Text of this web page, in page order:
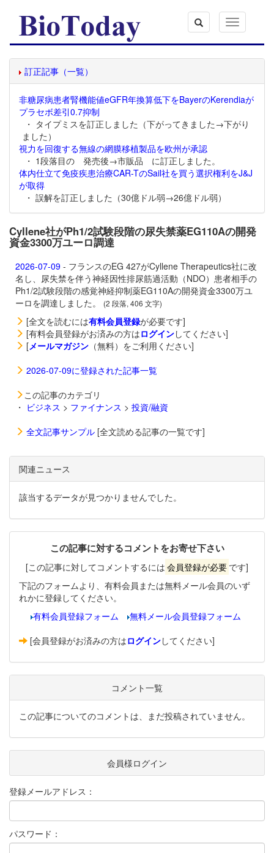
Toggle
navigation
訂正記事（一覧）
非糖尿病患者腎機能値eGFR年換算低下をBayerのKerendiaが
プラセボ差引0.7抑制
・ タイプミスを訂正しました（下がってきました→下がり
ました）
視力を回復する無線の網膜移植製品を欧州が承認
・ 1段落目の 発売後→市販品 に訂正しました。
体内仕立て免疫疾患治療CAR-TのSail社を買う選択権利をJ&J
が取得
・ 誤解を訂正しました（30億ドル弱→26億ドル弱）
Cyllene社がPh1/2試験段階の尿失禁薬EG110Aの開発
資金3300万ユーロ調達
2026-07-09 - フランスのEG 427がCyllene Therapeutics社に改
名し、尿失禁を伴う神経因性排尿筋過活動（NDO）患者相手の
Ph1/2試験段階の感覚神経抑制薬EG110Aの開発資金3300万ユ
ーロを調達しました。
(2 段落, 406 文字)
[全文を読むには有料会員登録が必要です]
[有料会員登録がお済みの方はログインしてください]
[メールマガジン （無料）をご利用ください]
2026-07-09に登録された記事一覧
この記事のカテゴリ
・ ビジネス > ファイナンス > 投資/融資
全文記事サンプル [全文読める記事の一覧です]
関連ニュース
該当するデータが見つかりませんでした。
この記事に対するコメントをお寄せ下さい
[この記事に対してコメントするには 会員登録が必要 です]
下記のフォームより、有料会員または無料メール会員のいず
れかに登録してください。
有料会員登録フォーム
無料メール会員登録フォーム
[会員登録がお済みの方はログインしてください]
コメント一覧
この記事についてのコメントは、まだ投稿されていません。
会員様ログイン
登録メールアドレス：
パスワード：